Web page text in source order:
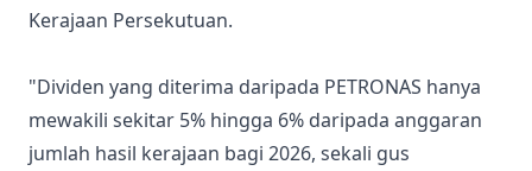
Kerajaan Persekutuan.
"Dividen yang diterima daripada PETRONAS hanya
mewakili sekitar 5% hingga 6% daripada anggaran
jumlah hasil kerajaan bagi 2026, sekali gus